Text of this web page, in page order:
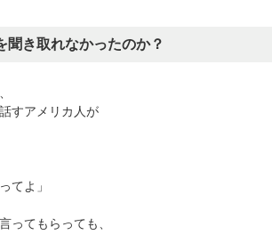
聞き取れなかったのか？
すアメリカ人が
てよ」
ってもらっても、